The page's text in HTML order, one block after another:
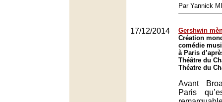
Par Yannick
17/12/2014
Gershwin
Création
comédie
à Paris
Théâtre du
Théatre du
Avant
Paris